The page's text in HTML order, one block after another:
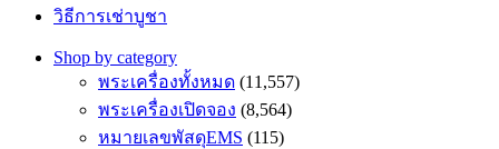
วิธีการเช่าบูชา
Shop by category
พระเครื่องทั้งหมด (11,557)
พระเครื่องเปิดจอง (8,564)
หมายเลขพัสดุEMS (115)